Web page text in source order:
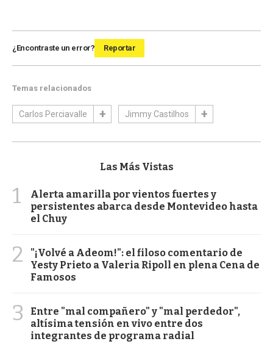
¿Encontraste un error? Reportar
Temas relacionados
Carlos Perciavalle Jimmy Castilhos
Las Más Vistas
1
Alerta amarilla por vientos fuertes y
persistentes abarca desde Montevideo hasta
el Chuy
2
"¡Volvé a Adeom!": el filoso comentario de
Yesty Prieto a Valeria Ripoll en plena Cena de
Famosos
3
Entre "mal compañero" y "mal perdedor",
altísima tensión en vivo entre dos
integrantes de programa radial